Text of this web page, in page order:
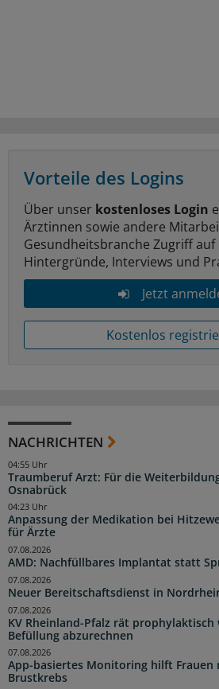
Vorteile des Logins
Über unser kostenloses Login
Ärztinnen sowie andere
Gesundheitsbranche Zugriff
Hintergründe, Interviews und
Jetzt
Kostenlos
NACHRICHTEN
Traumberuf Arzt: Für die
Osnabrück
04:55 Uhr
Anpassung der Medikation bei
für Ärzte
04:23 Uhr
AMD: Nachfüllbares Implantat statt
07.08.2026
Neuer Bereitschaftsdienst in
07.08.2026
KV Rheinland-Pfalz rät prophylaktisch
Befüllung abzurechnen
07.08.2026
App-basiertes Monitoring hilft Frauen
Brustkrebs
07.08.2026